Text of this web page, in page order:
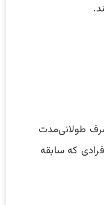
طولانی‌مدت
که سابقه